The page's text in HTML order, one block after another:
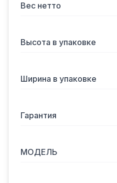
Вес нетто
Высота в упаковке
Ширина в упаковке
Гарантия
МОДЕЛЬ